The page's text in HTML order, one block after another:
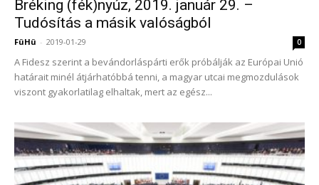
Bréking (fék)nyúz, 2019. január 29. –
Tudósítás a másik valóságból
FüHü - 2019-01-29 0
A Fidesz szerint a bevándorláspárti erők próbálják az Európai Unió
határait minél átjárhatóbbá tenni, a magyar utcai megmozdulások
viszont gyakorlatilag elhaltak, mert az egész...